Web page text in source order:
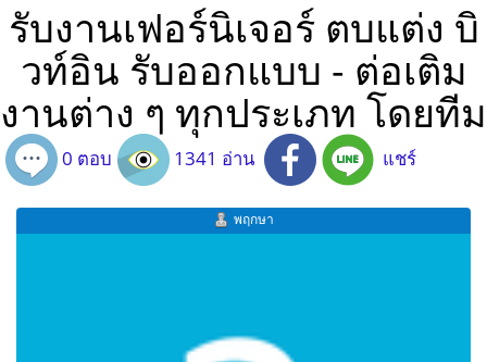
รับงานเฟอร์นิเจอร์ ตบแต่ง บิ
วท์อิน รับออกแบบ - ต่อเติม
งานต่าง ๆ ทุกประเภท โดยทีม
0 ตอบ 1341 อ่าน แชร์
พฤกษา